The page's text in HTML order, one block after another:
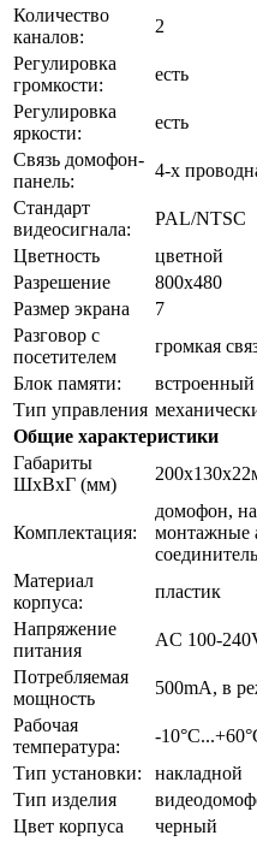
Количество
каналов:
2
Регулировка
громкости:
есть
Регулировка
яркости:
есть
Связь домофон-
панель:
4-х
Стандарт
видеосигнала:
PAL/NTSC
Цветность
цветной
Разрешение
800х480
Размер экрана
7
Разговор с
посетителем
громкая
Блок памяти:
Тип управления
Общие характеристики
Габариты
ШxВxГ (мм)
Комплектация:
домофон,
монтажные
Материал
корпуса:
пластик
Напряжение
питания
AC 100-
Потребляемая
мощность
500mA, в
Рабочая
температура:
-
Тип установки:
накладной
Тип изделия
Цвет корпуса
черный